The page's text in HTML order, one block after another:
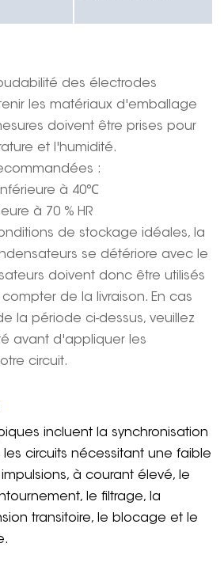
des électrodes
les matériaux d'emballage
doivent être prises pour
et l'humidité.
:
à 40℃
à 70 % HR
de stockage idéales, la
se détériore avec le
doivent donc être utilisés
de la livraison. En cas
la période ci-dessus, veuillez
avant d'appliquer les
circuit.
incluent la synchronisation
circuits nécessitant une faible
à courant élevé, le
le filtrage, la
transitoire, le blocage et le